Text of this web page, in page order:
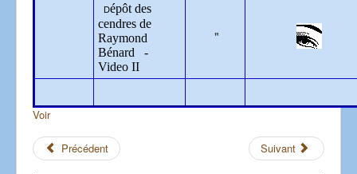
Dépôt des
cendres de
Raymond
Bénard
-
Video II
"
Voir
Précédent Suivant